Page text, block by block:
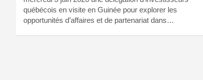
québécois en visite en Guinée pour explorer les
opportunités d’affaires et de partenariat dans…